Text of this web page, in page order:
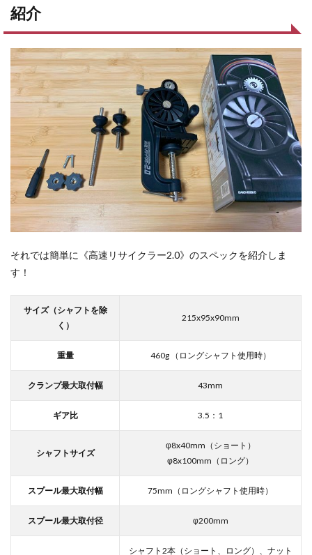
紹介
それでは簡単に《高速リサイクラー2.0》のスペックを紹介しま
す！
サイズ（シャフトを除
く）
215x95x90mm
重量 460g （ロングシャフト使用時）
クランプ最大取付幅 43mm
ギア比 3.5：1
シャフトサイズ
φ8x40mm（ショート）
φ8x100mm（ロング）
スプール最大取付幅 75mm（ロングシャフト使用時）
スプール最大取付径 φ200mm
シャフト2本（ショート、ロング）、ナット